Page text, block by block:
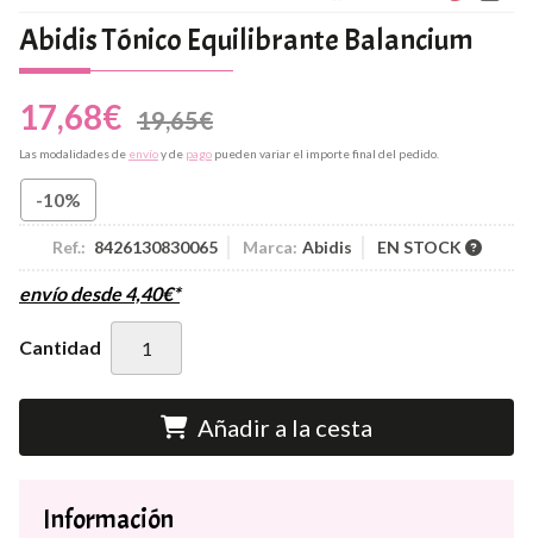
Abidis Tónico Equilibrante Balancium
17,68€ 19,65€
Las modalidades de envíoy de pago pueden variar el importe final del pedido.
-10%
Ref.: 8426130830065 Marca: Abidis EN STOCK
envío desde4,40€*
Cantidad
Añadir a la cesta
Información